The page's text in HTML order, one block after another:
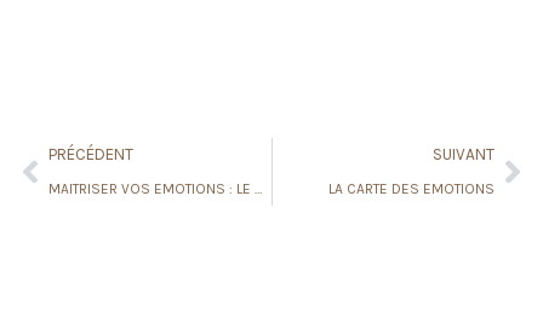
Prev
PRÉCÉDENT
MAITRISER VOS EMOTIONS : LE GUIDE PRATIQUE POUR UN ESPRIT APAISE
SUIVANT
LA CARTE DES EMOTIONS